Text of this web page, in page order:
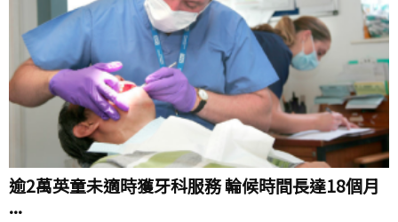
逾2萬英童未適時獲牙科服務 輪候時間長達18個月
...